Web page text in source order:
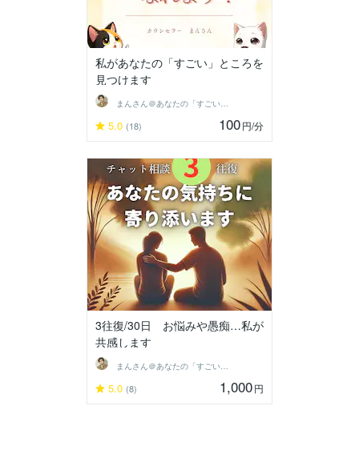
私があなたの「すごい」ところを
見つけます
まんさん＠あなたの「すごい」がわかる人
5.0 (18) 100円/分
3往復/30日 お悩みや愚痴…私が
共感します
まんさん＠あなたの「すごい」がわかる人
5.0 (8) 1,000円